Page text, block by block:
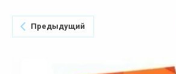
Предыдущий